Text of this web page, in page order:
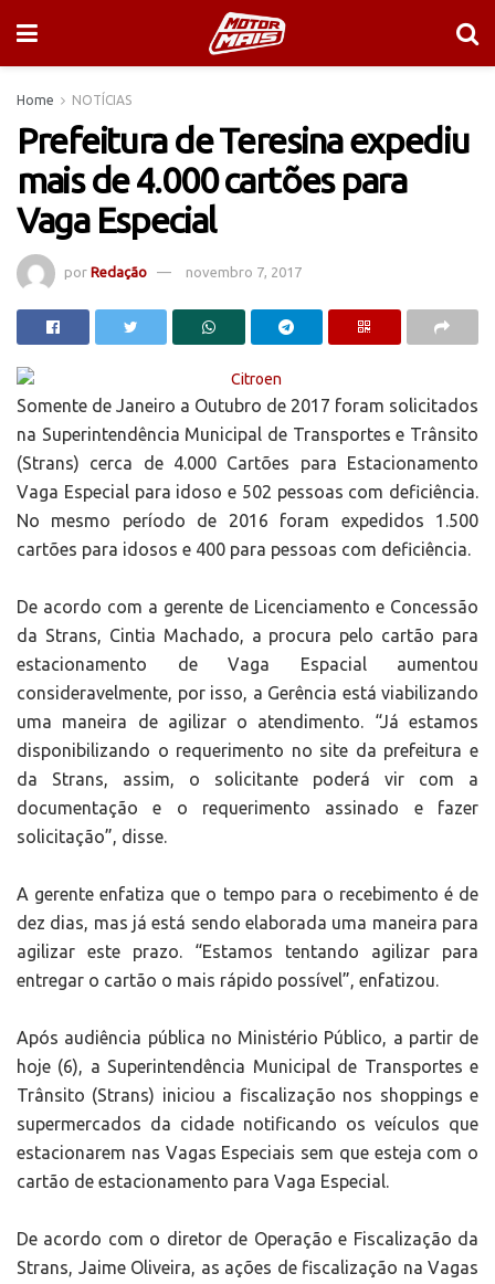
Home NOTÍCIAS
Prefeitura de Teresina expediu
mais de 4.000 cartões para
Vaga Especial
por Redação novembro 7, 2017
Somente de Janeiro a Outubro de 2017 foram solicitados
na Superintendência Municipal de Transportes e Trânsito
(Strans) cerca de 4.000 Cartões para Estacionamento
Vaga Especial para idoso e 502 pessoas com deficiência.
No mesmo período de 2016 foram expedidos 1.500
cartões para idosos e 400 para pessoas com deficiência.
De acordo com a gerente de Licenciamento e Concessão
da Strans, Cintia Machado, a procura pelo cartão para
estacionamento de Vaga Espacial aumentou
consideravelmente, por isso, a Gerência está viabilizando
uma maneira de agilizar o atendimento. “Já estamos
disponibilizando o requerimento no site da prefeitura e
da Strans, assim, o solicitante poderá vir com a
documentação e o requerimento assinado e fazer
solicitação”, disse.
A gerente enfatiza que o tempo para o recebimento é de
dez dias, mas já está sendo elaborada uma maneira para
agilizar este prazo. “Estamos tentando agilizar para
entregar o cartão o mais rápido possível”, enfatizou.
Após audiência pública no Ministério Público, a partir de
hoje (6), a Superintendência Municipal de Transportes e
Trânsito (Strans) iniciou a fiscalização nos shoppings e
supermercados da cidade notificando os veículos que
estacionarem nas Vagas Especiais sem que esteja com o
cartão de estacionamento para Vaga Especial.
De acordo com o diretor de Operação e Fiscalização da
Strans, Jaime Oliveira, as ações de fiscalização na Vagas